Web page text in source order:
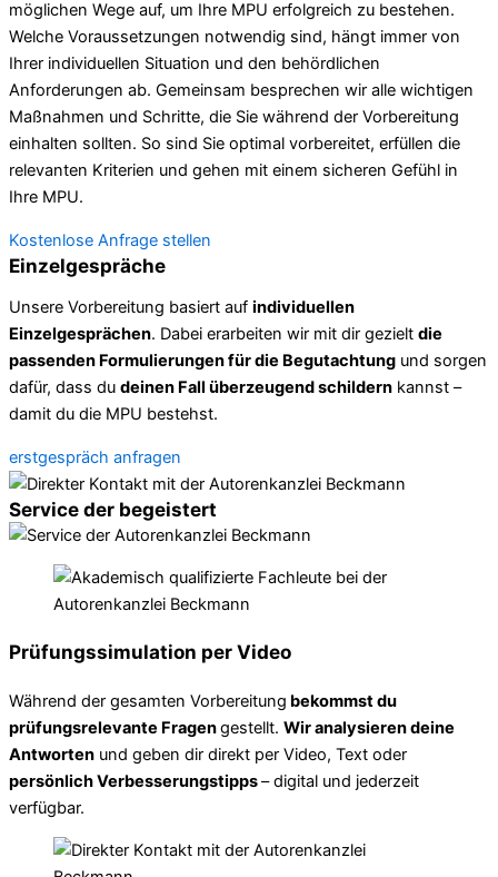
möglichen Wege auf, um Ihre MPU erfolgreich zu bestehen.
Welche Voraussetzungen notwendig sind, hängt immer von
Ihrer individuellen Situation und den behördlichen
Anforderungen ab. Gemeinsam besprechen wir alle wichtigen
Maßnahmen und Schritte, die Sie während der Vorbereitung
einhalten sollten. So sind Sie optimal vorbereitet, erfüllen die
relevanten Kriterien und gehen mit einem sicheren Gefühl in
Ihre MPU.
Kostenlose Anfrage stellen
Einzelgespräche
Unsere Vorbereitung basiert auf individuellen
Einzelgesprächen. Dabei erarbeiten wir mit dir gezielt die
passenden Formulierungen für die Begutachtung und sorgen
dafür, dass du deinen Fall überzeugend schildern kannst –
damit du die MPU bestehst.
erstgespräch anfragen
Service der begeistert
Prüfungssimulation per Video
Während der gesamten Vorbereitung bekommst du
prüfungsrelevante Fragengestellt. Wir analysieren deine
Antworten und geben dir direkt per Video, Text oder
persönlich Verbesserungstipps– digital und jederzeit
verfügbar.